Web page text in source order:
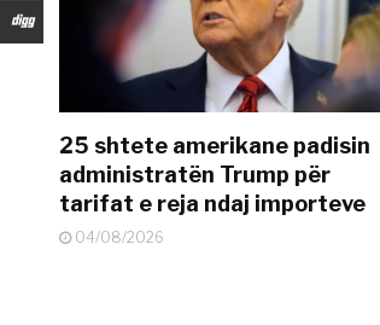
25 shtete amerikane padisin
administratën Trump për
tarifat e reja ndaj importeve
04/08/2026